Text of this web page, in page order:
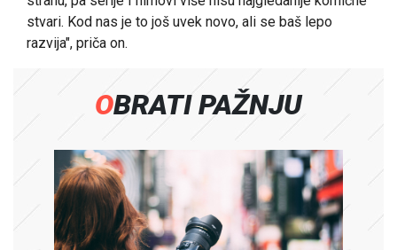
stvari. Kod nas je to još uvek novo, ali se baš lepo
razvija", priča on.
OBRATI PAŽNJU